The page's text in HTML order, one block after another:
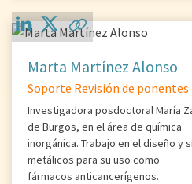
Marta Martínez Alonso
Soporte Revisión de ponentes
Investigadora posdoctoral María
de Burgos, en el área de química
inorgánica. Trabajo en el diseño y
metálicos para su uso como
fármacos anticancerígenos.